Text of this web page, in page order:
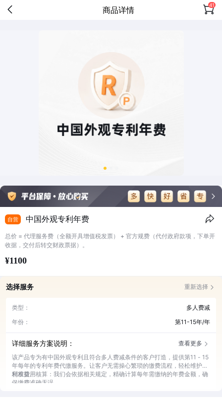
商品详情 41
自营 中国外观专利年费
总价 = 代理服务费（全额开具增值税发票） + 官方规费（代付政府款项，下单开
收据，交付后转交财政票据）。
¥1100
选择服务 重新选择
类型：
多人费减
年份：
第11-15年/年
详细服务方案说明：
查看更多
该产品专为有中国外观专利且符合多人费减条件的客户打造，提供第11 - 15
年每年的专利年费代缴服务。让客户无需操心繁琐的缴费流程，轻松维护专
利权益。
精准费用核算：我们会依据相关规定，精确计算每年需缴纳的年费金额，确
保缴费准确无误。